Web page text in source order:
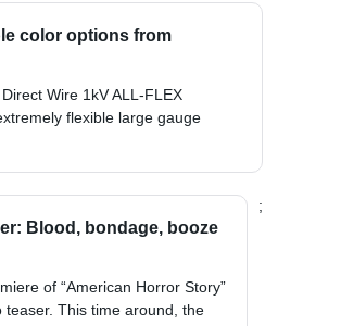
color options from
Wire 1kV ALL-FLEX
flexible large gauge
Blood, bondage, booze
of “American Horror Story”
This time around, the
;